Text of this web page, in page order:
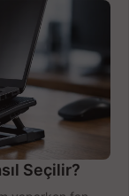
Seçilir?